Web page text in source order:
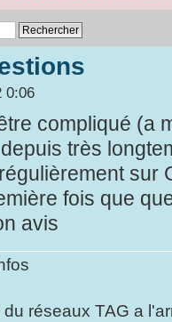
0:06
compliqué (a
très
sur
fois que
avis
réseaux TAG a